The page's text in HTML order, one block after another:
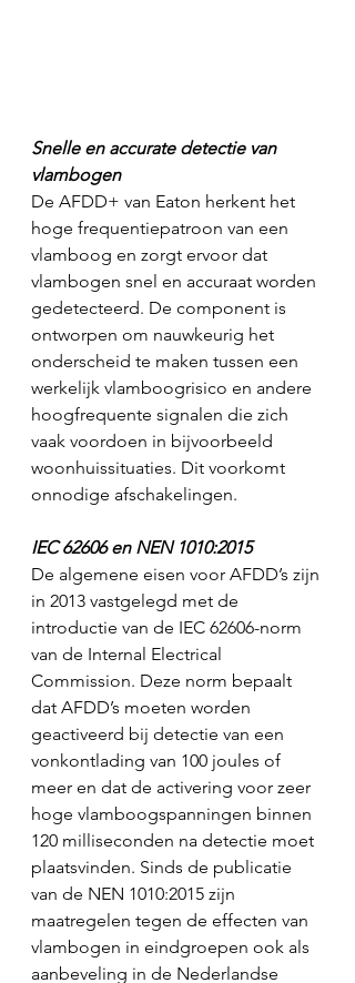
Snelle en accurate detectie van
vlambogen
De AFDD+ van Eaton herkent het
hoge frequentiepatroon van een
vlamboog en zorgt ervoor dat
vlambogen snel en accuraat worden
gedetecteerd. De component is
ontworpen om nauwkeurig het
onderscheid te maken tussen een
werkelijk vlamboogrisico en andere
hoogfrequente signalen die zich
vaak voordoen in bijvoorbeeld
woonhuissituaties. Dit voorkomt
onnodige afschakelingen.
IEC 62606 en NEN 1010:2015
De algemene eisen voor AFDD’s zijn
in 2013 vastgelegd met de
introductie van de IEC 62606-norm
van de Internal Electrical
Commission. Deze norm bepaalt
dat AFDD’s moeten worden
geactiveerd bij detectie van een
vonkontlading van 100 joules of
meer en dat de activering voor zeer
hoge vlamboogspanningen binnen
120 milliseconden na detectie moet
plaatsvinden. Sinds de publicatie
van de NEN 1010:2015 zijn
maatregelen tegen de effecten van
vlambogen in eindgroepen ook als
aanbeveling in de Nederlandse